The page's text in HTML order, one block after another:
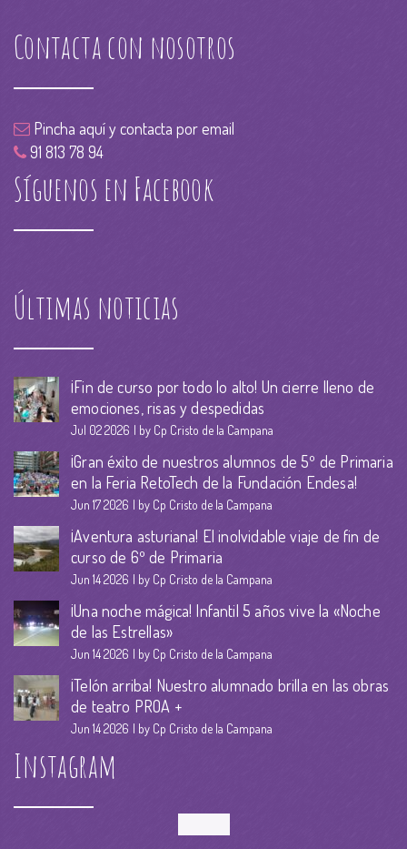
Contacta con nosotros
Pincha aquí y contacta por email
91 813 78 94
Síguenos en Facebook
Últimas noticias
¡Fin de curso por todo lo alto! Un cierre lleno de
emociones, risas y despedidas
Jul 02 2026 by Cp Cristo de la Campana
¡Gran éxito de nuestros alumnos de 5º de Primaria
en la Feria RetoTech de la Fundación Endesa!
Jun 17 2026 by Cp Cristo de la Campana
¡Aventura asturiana! El inolvidable viaje de fin de
curso de 6º de Primaria
Jun 14 2026 by Cp Cristo de la Campana
¡Una noche mágica! Infantil 5 años vive la «Noche
de las Estrellas»
Jun 14 2026 by Cp Cristo de la Campana
¡Telón arriba! Nuestro alumnado brilla en las obras
de teatro PROA +
Jun 14 2026 by Cp Cristo de la Campana
Instagram